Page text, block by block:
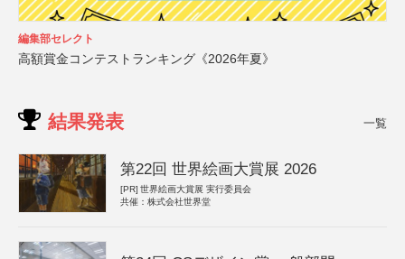
編集部セレクト
高額賞金コンテストランキング《2026年夏》
結果発表 一覧
第22回 世界絵画大賞展 2026
[PR] 世界絵画大賞展 実行委員会
共催：株式会社世界堂